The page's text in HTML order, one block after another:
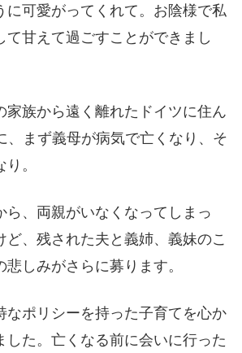
に可愛がってくれて。お陰様で私
て甘えて過ごすことができまし
家族から遠く離れたドイツに住ん
、まず義母が病気で亡くなり、そ
。
ら、両親がいなくなってしまっ
ど、残された夫と義姉、義妹のこ
しみがさらに募ります。
なポリシーを持った子育てを心か
した。亡くなる前に会いに行った